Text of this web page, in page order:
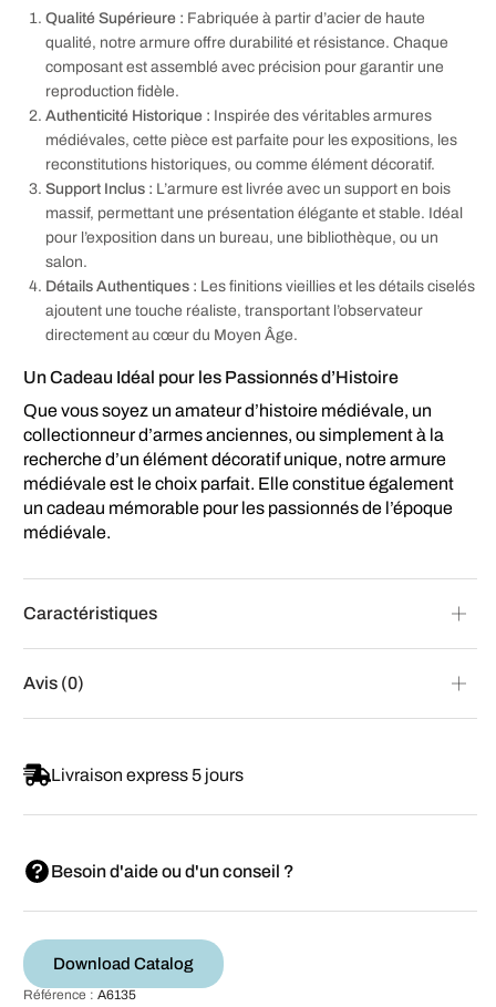
Qualité Supérieure : Fabriquée à partir d’acier de haute
qualité, notre armure offre durabilité et résistance. Chaque
composant est assemblé avec précision pour garantir une
reproduction fidèle.
Authenticité Historique : Inspirée des véritables armures
médiévales, cette pièce est parfaite pour les expositions, les
reconstitutions historiques, ou comme élément décoratif.
Support Inclus : L’armure est livrée avec un support en bois
massif, permettant une présentation élégante et stable. Idéal
pour l’exposition dans un bureau, une bibliothèque, ou un
salon.
Détails Authentiques : Les finitions vieillies et les détails ciselés
ajoutent une touche réaliste, transportant l’observateur
directement au cœur du Moyen Âge.
Un Cadeau Idéal pour les Passionnés d’Histoire
Que vous soyez un amateur d’histoire médiévale, un
collectionneur d’armes anciennes, ou simplement à la
recherche d’un élément décoratif unique, notre armure
médiévale est le choix parfait. Elle constitue également
un cadeau mémorable pour les passionnés de l’époque
médiévale.
Caractéristiques
Avis (0)
Livraison express 5 jours
Besoin d'aide ou d'un conseil ?
Download Catalog
Référence : A6135